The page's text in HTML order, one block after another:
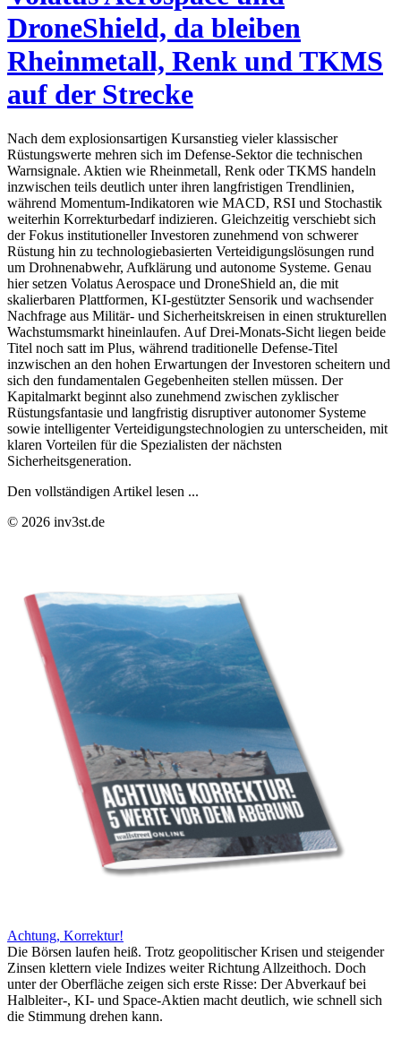
DroneShield, da bleiben
Rheinmetall, Renk und TKMS
auf der Strecke
Nach dem explosionsartigen Kursanstieg vieler klassischer
Rüstungswerte mehren sich im Defense-Sektor die technischen
Warnsignale. Aktien wie Rheinmetall, Renk oder TKMS handeln
inzwischen teils deutlich unter ihren langfristigen Trendlinien,
während Momentum-Indikatoren wie MACD, RSI und Stochastik
weiterhin Korrekturbedarf indizieren. Gleichzeitig verschiebt sich
der Fokus institutioneller Investoren zunehmend von schwerer
Rüstung hin zu technologiebasierten Verteidigungslösungen rund
um Drohnenabwehr, Aufklärung und autonome Systeme. Genau
hier setzen Volatus Aerospace und DroneShield an, die mit
skalierbaren Plattformen, KI-gestützter Sensorik und wachsender
Nachfrage aus Militär- und Sicherheitskreisen in einen strukturellen
Wachstumsmarkt hineinlaufen. Auf Drei-Monats-Sicht liegen beide
Titel noch satt im Plus, während traditionelle Defense-Titel
inzwischen an den hohen Erwartungen der Investoren scheitern und
sich den fundamentalen Gegebenheiten stellen müssen. Der
Kapitalmarkt beginnt also zunehmend zwischen zyklischer
Rüstungsfantasie und langfristig disruptiver autonomer Systeme
sowie intelligenter Verteidigungstechnologien zu unterscheiden, mit
klaren Vorteilen für die Spezialisten der nächsten
Sicherheitsgeneration.
Den vollständigen Artikel lesen ...
© 2026 inv3st.de
Achtung, Korrektur!
Die Börsen laufen heiß. Trotz geopolitischer Krisen und steigender
Zinsen klettern viele Indizes weiter Richtung Allzeithoch. Doch
unter der Oberfläche zeigen sich erste Risse: Der Abverkauf bei
Halbleiter-, KI- und Space-Aktien macht deutlich, wie schnell sich
die Stimmung drehen kann.